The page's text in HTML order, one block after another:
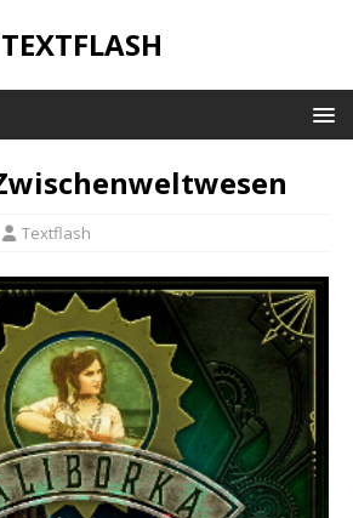
TEXTFLASH
Textflash